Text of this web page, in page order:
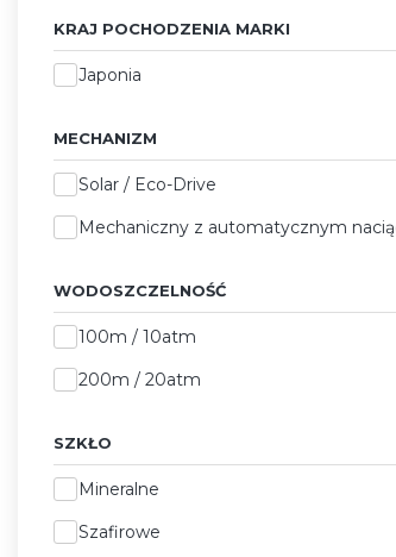
KRAJ POCHODZENIA MARKI
Kraj pochodzenia marki
Japonia
MECHANIZM
Mechanizm
Solar / Eco-Drive
Mechaniczny z automatycznym
WODOSZCZELNOŚĆ
Wodoszczelność
100m / 10atm
200m / 20atm
SZKŁO
SzkłoMineralne
Szafirowe